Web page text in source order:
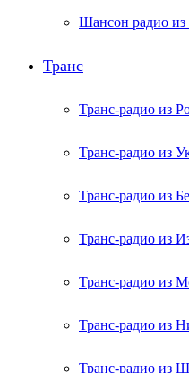
Шансон радио
Транс
Транс-радио из
Транс-радио из
Транс-радио из
Транс-радио из
Транс-радио из
Транс-радио из
Транс-радио из